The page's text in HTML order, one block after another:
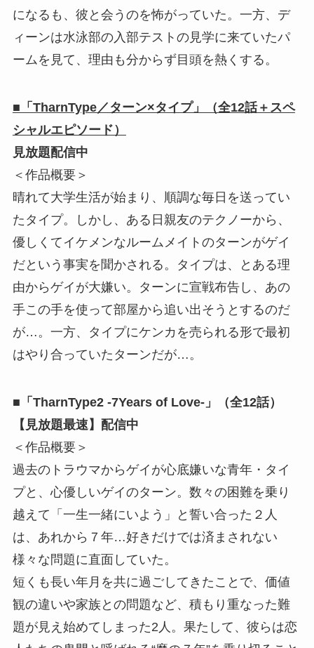
になるも、彼と会うのを怖がっていた。一方、デ
ィーンは水泳部の入部テストの見学に来ていたパ
ームを見て、理由も分からず目頭を熱くする。
■「TharnType／ターン×タイプ」（全12話＋スペ
シャルエピソード）
見放題配信中
＜作品概要＞
晴れて大学生活が始まり、順調な毎日を送ってい
たタイプ。しかし、ある日親友のテクノーから、
優しくてイケメンなルームメイトのターンがゲイ
だという事実を聞かされる。タイプは、とある理
由からゲイが大嫌い。ターンに宣戦布告し、あの
手この手を使って部屋から追い出そうとするのだ
が…。一方、タイプにケンカを売られる形で最初
はやり合っていたターンだが…。
■「TharnType2 -7Years of Love-」（全12話）
【見放題最速】配信中
＜作品概要＞
過去のトラウマからゲイが心底嫌いな青年・タイ
プと、心優しいゲイのターン。数々の困難を乗り
越えて「一生一緒にいよう」と誓い合った２人
は、あれから７年…好きだけでは済まされない
様々な問題に直面していた。
短くも長い年月を共に過ごしてきたことで、価値
観の違いや家族との問題など、積もり重なった難
題が見え始めてしまった2人。果たして、彼らは恋